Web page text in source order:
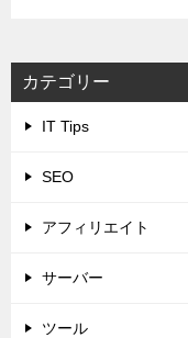
カテゴリー
IT Tips
SEO
アフィリエイト
サーバー
ツール